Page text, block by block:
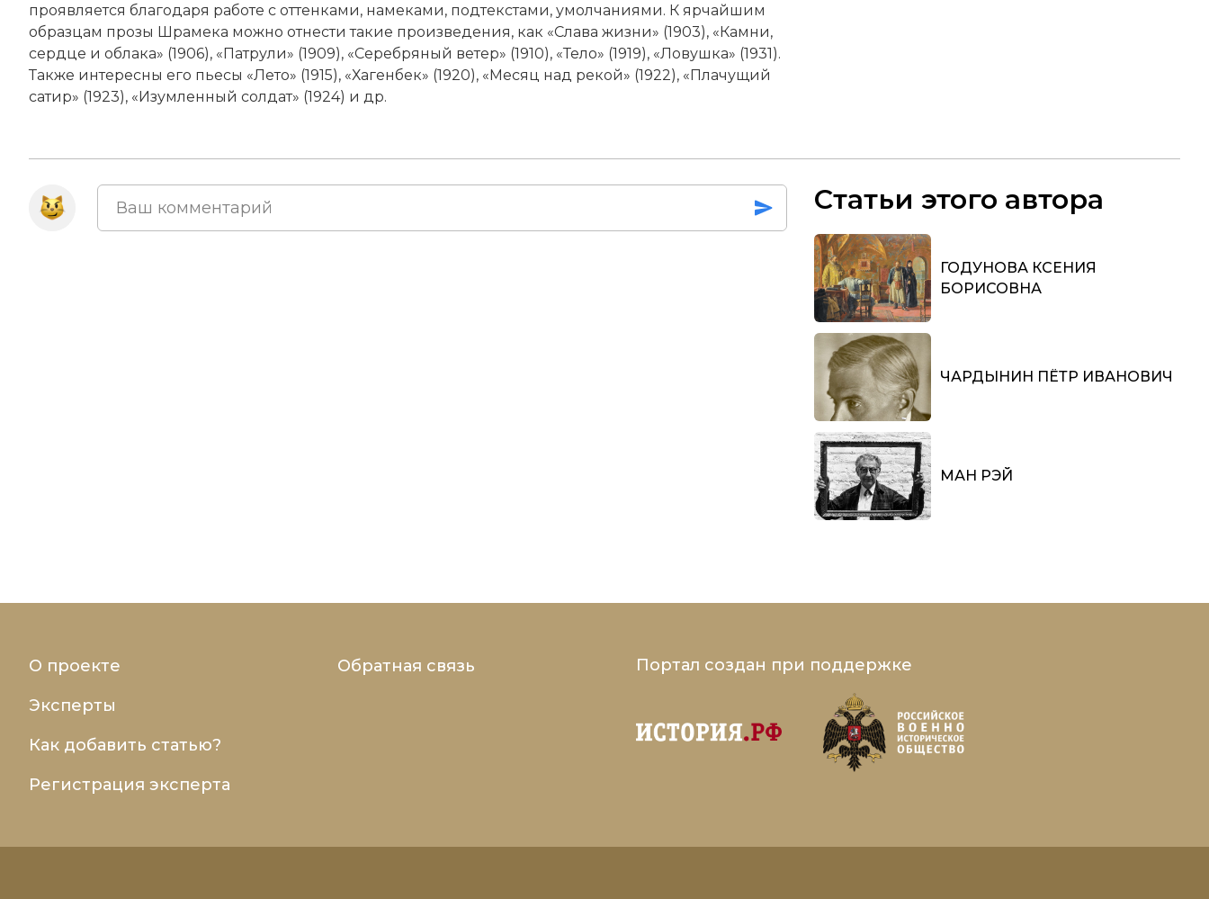
проявляется благодаря работе с оттенками, намеками, подтекстами, умолчаниями. К ярчайшим
образцам прозы Шрамека можно отнести такие произведения, как «Слава жизни» (1903), «Камни,
сердце и облака» (1906), «Патрули» (1909), «Серебряный ветер» (1910), «Тело» (1919), «Ловушка» (1931).
Также интересны его пьесы «Лето» (1915), «Хагенбек» (1920), «Месяц над рекой» (1922), «Плачущий
сатир» (1923), «Изумленный солдат» (1924) и др.
Статьи этого автора
ГОДУНОВА КСЕНИЯ
БОРИСОВНА
ЧАРДЫНИН ПЁТР ИВАНОВИЧ
МАН РЭЙ
О проекте
Эксперты
Как добавить статью?
Регистрация эксперта
Обратная связь Портал создан при поддержке